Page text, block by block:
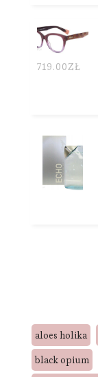
719.00ZŁ
aloes holika
black opium